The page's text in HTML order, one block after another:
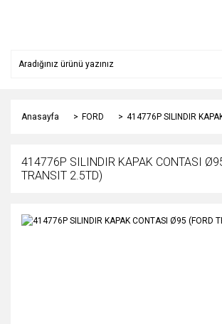
Anasayfa FORD 414776P SILINDIR
414776P SILINDIR KAPAK CONTASI
TRANSIT 2.5TD)